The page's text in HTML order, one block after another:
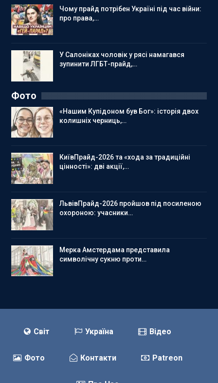
Чому прайд потрібен Україні під час війни:
про права,…
У Салоніках чоловік у рясі намагався
зупинити ЛГБТ-прайд,…
Фото
«Нашим Купідоном був Бог»: історія двох
колишніх черниць,…
КиївПрайд-2026 та «хода за традиційні
цінності»: дві акції,…
ЛьвівПрайд-2026 пройшов під посиленою
охороною: учасники…
Мерка Амстердама представила
символічну сукню проти…
Світ Україна Відео
Фото Контакти Patreon